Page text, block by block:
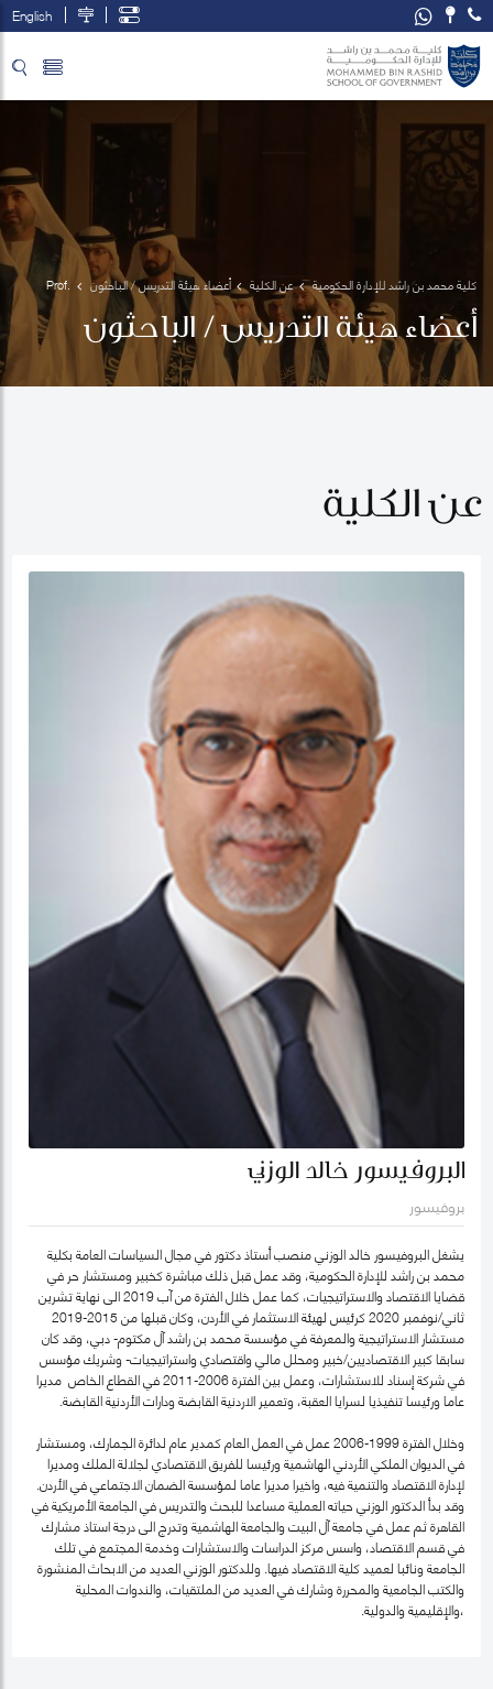
English
كلية محمد بن راشد للإدارة الحكومية عن الكلية أعضاء هيئة التدريس / الباحثون
Prof.
Khalid
Wazani
أعضاء هيئة التدريس / الباحثون
عن الكلية
البروفيسور خالد الوزني
بروفيسور
يشغل البروفيسور خالد الوزني منصب أستاذ دكتور في مجال السياسات العامة بكلية
محمد بن راشد للإدارة الحكومية، وقد عمل قبل ذلك مباشرة كخبير ومستشار حر في
قضايا الاقتصاد والاستراتيجيات، كما عمل خلال الفترة من آب 2019 الى نهاية تشرين
ثاني/نوفمبر 2020 كرئيس لهيئة الاستثمار في الأردن، وكان قبلها من 2015-2019
مستشار الاستراتيجية والمعرفة في مؤسسة محمد بن راشد آل مكتوم- دبي، وقد كان
سابقا كبير الاقتصاديين/خبير ومحلل مالي واقتصادي واستراتيجيات- وشريك مؤسس
في شركة إسناد للاستشارات، وعمل بين الفترة 2006-2011 في القطاع الخاص مديرا
عاما ورئيسا تنفيذيا لسرايا العقبة، وتعمير الاردنية القابضة ودارات الأردنية القابضة.
وخلال الفترة 1999-2006 عمل في العمل العام كمدير عام لدائرة الجمارك، ومستشار
في الديوان الملكي الأردني الهاشمية ورئيسا للفريق الاقتصادي لجلالة الملك ومديرا
لإدارة الاقتصاد والتنمية فيه، واخيرا مديرا عاما لمؤسسة الضمان الاجتماعي في الأردن.
وقد بدأ الدكتور الوزني حياته العملية مساعدا للبحث والتدريس في الجامعة الأمريكية في
القاهرة ثم عمل في جامعة آل البيت والجامعة الهاشمية وتدرج الى درجة استاذ مشارك
في قسم الاقتصاد، واسس مركز الدراسات والاستشارات وخدمة المجتمع في تلك
الجامعة ونائبا لعميد كلية الاقتصاد فيها. وللدكتور الوزني العديد من الابحاث المنشورة
والكتب الجامعية والمحررة وشارك في العديد من الملتقيات، والندوات المحلية
،والإقليمية والدولية.